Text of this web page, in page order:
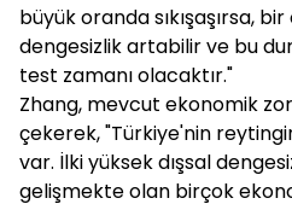
büyük oranda sıkışaşırsa,
dengesizlik artabilir ve bu
test zamanı olacaktır."
Zhang, mevcut ekonomik
çekerek, "Türkiye'nin
var. İlki yüksek dışsal
gelişmekte olan birçok